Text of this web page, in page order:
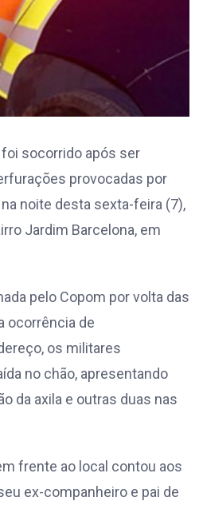
socorrido após ser
provocadas por
noite desta sexta-feira (7),
Jardim Barcelona, em
pelo Copom por volta das
ocorrência de
os militares
no chão, apresentando
da axila e outras duas nas
frente ao local contou aos
ex-companheiro e pai de